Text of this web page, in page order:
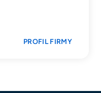
PROFIL FIRMY